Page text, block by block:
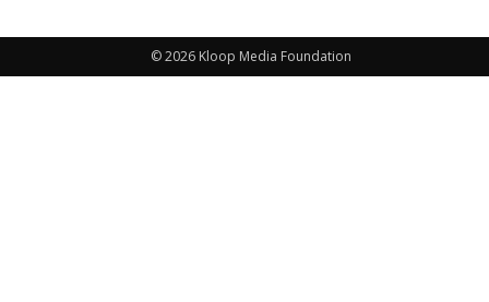
© 2026 Kloop Media Foundation